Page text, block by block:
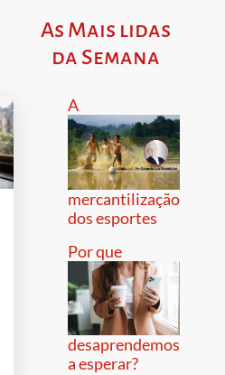
As Mais lidas
da Semana
A
mercantilização
dos esportes
Por que
desaprendemos
a esperar?